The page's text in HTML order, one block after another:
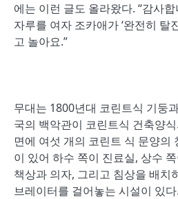
에는 이런 글도 올라왔다. “감사
자루를 여자 조카애가 ‘완전히 탈
고 놀아요.”
무대는 1800년대 코린트식 기둥
국의 백악관이 코린트식 건축양
면에 여섯 개의 코린트 식 문양의
이 있어 하수 쪽이 진료실, 상수
책상과 의자, 그리고 침상을 배치
브레이터를 걸어놓는 시설이 있